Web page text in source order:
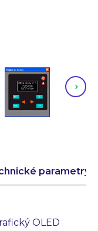
parametry
OLED